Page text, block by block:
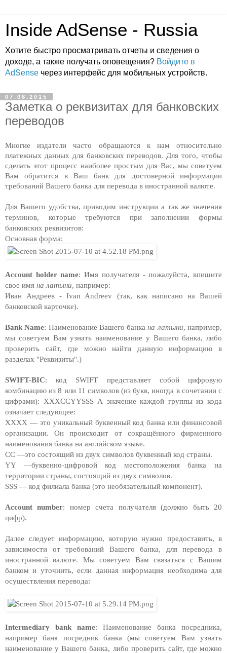
Inside AdSense - Russia
Хотите быстро просматривать отчеты и сведения о
доходе, а также получать оповещения? Войдите в
AdSense через интерфейс для мобильных устройств.
07.08.2015
Заметка о реквизитах для банковских
переводов
Многие издатели часто обращаются к нам относительно
платежных данных для банковских переводов. Для того, чтобы
сделать этот процесс наиболее простым для Вас, мы советуем
Вам обратится в Ваш банк для достоверной информации
требований Вашего банка для перевода в иностранной валюте.
Для Вашего удобства, приводим инструкции а так же значения
терминов, которые требуются при заполнении формы
банковских реквизитов:
Основная форма:
Account holder name: Имя получателя - пожалуйста, впишите
свое имя на латыни, например:
Иван Андреев - Ivan Andreev (так, как написано на Вашей
банковской карточке).
Bank Name: Наименование Вашего банка на латыни, например,
мы советуем Вам узнать наименование у Вашего банка, либо
проверить сайт, где можно найти данную информацию в
разделах "Реквизиты".)
SWIFT-BIC: код SWIFT представляет собой цифровую
комбинацию из 8 или 11 символов (из букв, иногда в сочетании с
цифрами): XXXCCYYSSS А значение каждой группы из кода
означает следующее:
XXXX — это уникальный буквенный код банка или финансовой
организации. Он происходит от сокращённого фирменного
наименования банка на английском языке.
CC —это состоящий из двух символов буквенный код страны.
YY —буквенно-цифровой код местоположения банка на
территории страны, состоящий из двух символов.
SSS — код филиала банка (это необязательный компонент).
Account number: номер счета получателя (должно быть 20
цифр).
Далее следует информацию, которую нужно предоставить, в
зависимости от требований Вашего банка, для перевода в
иностранной валюте. Мы советуем Вам связаться с Вашим
банком и уточнить, если данная информация необходима для
осуществления перевода:
Intermediary bank name: Наименование банка посредника,
например банк посрeдник банка (мы советуем Вам узнать
наименование у Вашего банка, либо проверить сайт, где можно